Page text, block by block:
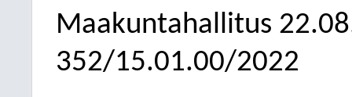
Maakuntahallitus
352/15.01.00/2022